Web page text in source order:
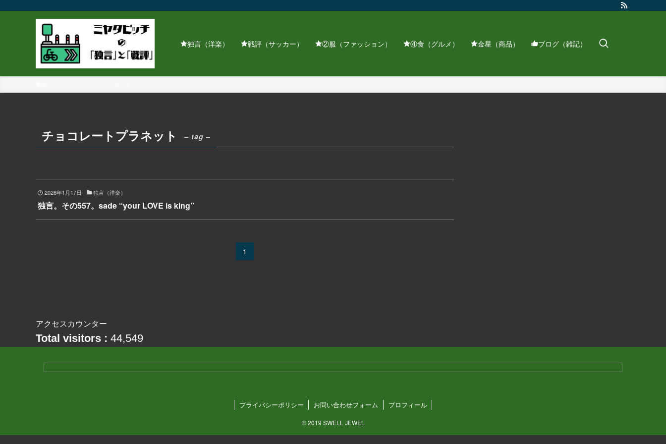
独言（洋楽） 戦評（サッカー） ②服（ファッション） ④食（グルメ） 金星（商品） ブログ（雑記）
チョコレートプラネット – tag –
2026年1月17日 独言（洋楽）
独言。その557。sade “your LOVE is king”
1
アクセスカウンター
Total visitors : 44,549
プライバシーポリシー お問い合わせフォーム プロフィール
©2019 SWELL JEWEL